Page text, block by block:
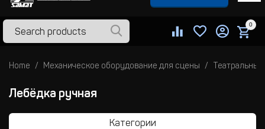
0
Home Механическое оборудование для сцены
Лебёдка ручная
Категории